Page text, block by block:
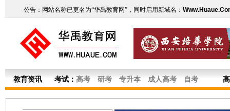
公告：网站名称已更名为“华禹教育网”，同时启用新域名：
教育资讯 考试： 高考 研考 专升本 成人高考 自考